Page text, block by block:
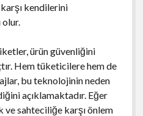
kendilerini
olur.
ürün güvenliğini
Hem tüketicilere hem de
bu teknolojinin neden
açıklamaktadır. Eğer
sahteciliğe karşı önlem